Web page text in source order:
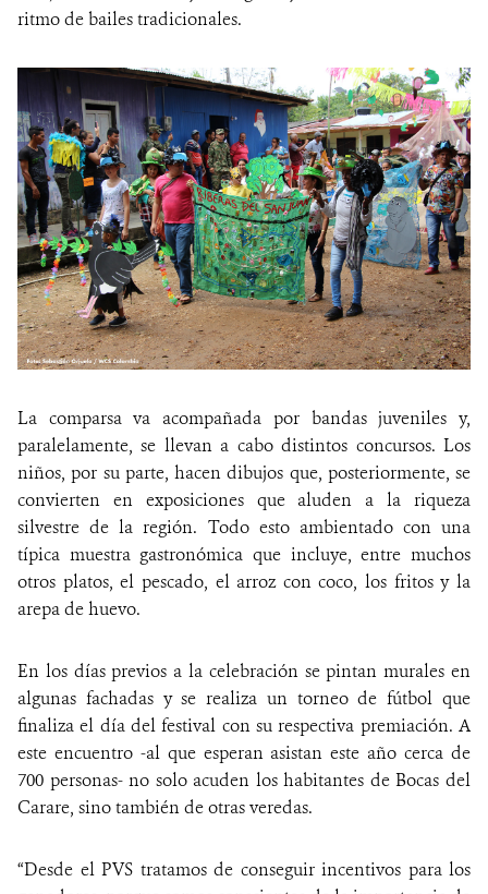
ritmo de bailes tradicionales.
La comparsa va acompañada por bandas juveniles y,
paralelamente, se llevan a cabo distintos concursos. Los
niños, por su parte, hacen dibujos que, posteriormente, se
convierten en exposiciones que aluden a la riqueza
silvestre de la región. Todo esto ambientado con una
típica muestra gastronómica que incluye, entre muchos
otros platos, el pescado, el arroz con coco, los fritos y la
arepa de huevo.
En los días previos a la celebración se pintan murales en
algunas fachadas y se realiza un torneo de fútbol que
finaliza el día del festival con su respectiva premiación. A
este encuentro -al que esperan asistan este año cerca de
700 personas- no solo acuden los habitantes de Bocas del
Carare, sino también de otras veredas.
“Desde el PVS tratamos de conseguir incentivos para los